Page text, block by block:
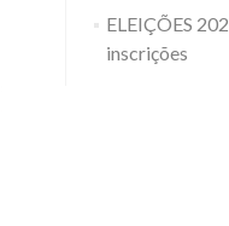
ELEIÇÕES
inscrições